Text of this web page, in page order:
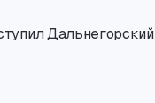
Дальнегорский